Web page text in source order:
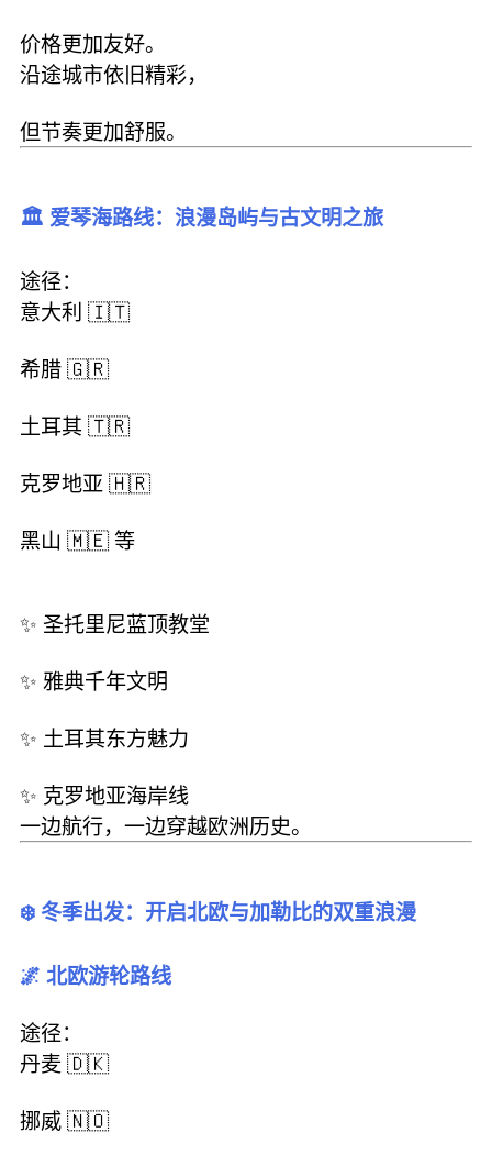
价格更加友好。
沿途城市依旧精彩，
但节奏更加舒服。
🏛️ 爱琴海路线：浪漫岛屿与古文明之旅
途径：
意大利 🇮🇹
希腊 🇬🇷
土耳其 🇹🇷
克罗地亚 🇭🇷
黑山 🇲🇪 等
✨ 圣托里尼蓝顶教堂
✨ 雅典千年文明
✨ 土耳其东方魅力
✨ 克罗地亚海岸线
一边航行，一边穿越欧洲历史。
❄️ 冬季出发：开启北欧与加勒比的双重浪漫
🌌 北欧游轮路线
途径：
丹麦 🇩🇰
挪威 🇳🇴